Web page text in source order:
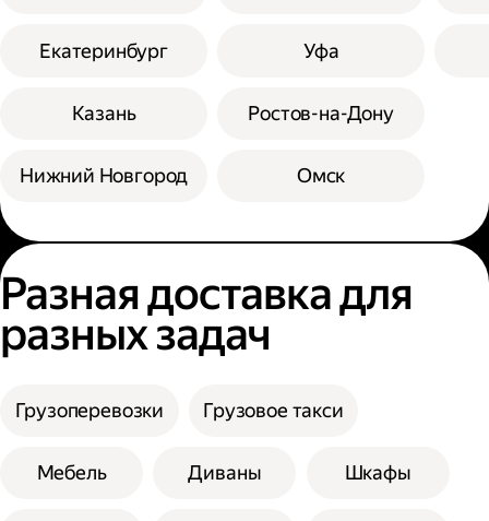
Екатеринбург
Казань
Нижний Новгород
Уфа
Ростов-на-Дону
Омск
Разная доставка для
разных задач
Грузоперевозки Грузовое такси
Мебель Диваны Шкафы